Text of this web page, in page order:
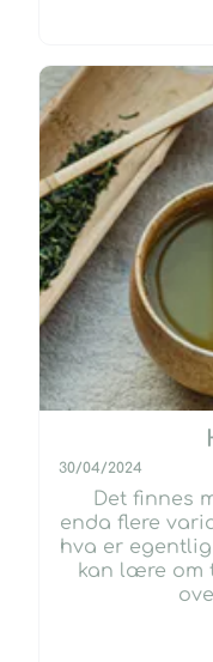
30/04/2024
Det finnes
enda flere
hva er
kan lære om